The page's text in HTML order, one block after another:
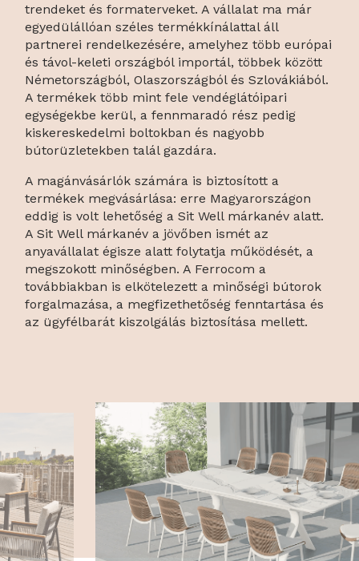
trendeket és formaterveket. A vállalat ma már
egyedülállóan széles termékkínálattal áll
partnerei rendelkezésére, amelyhez több európai
és távol-keleti országból importál, többek között
Németországból, Olaszországból és Szlovákiából.
A termékek több mint fele vendéglátóipari
egységekbe kerül, a fennmaradó rész pedig
kiskereskedelmi boltokban és nagyobb
bútorüzletekben talál gazdára.
A magánvásárlók számára is biztosított a
termékek megvásárlása: erre Magyarországon
eddig is volt lehetőség a Sit Well márkanév alatt.
A Sit Well márkanév a jövőben ismét az
anyavállalat égisze alatt folytatja működését, a
megszokott minőségben. A Ferrocom a
továbbiakban is elkötelezett a minőségi bútorok
forgalmazása, a megfizethetőség fenntartása és
az ügyfélbarát kiszolgálás biztosítása mellett.